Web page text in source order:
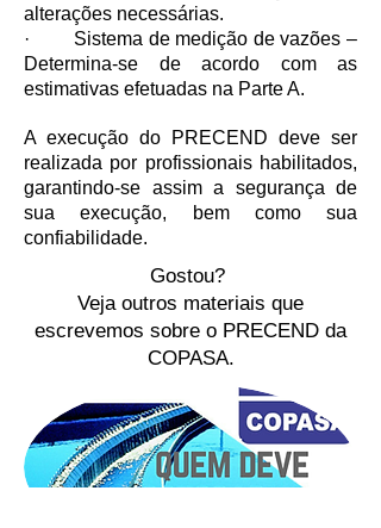
alterações necessárias.
· Sistema de medição de vazões –
Determina-se de acordo com as
estimativas efetuadas na Parte A.
A execução do PRECEND deve ser
realizada por profissionais habilitados,
garantindo-se assim a segurança de
sua execução, bem como sua
confiabilidade.
Gostou?
Veja outros materiais que
escrevemos sobre o PRECEND da
COPASA.